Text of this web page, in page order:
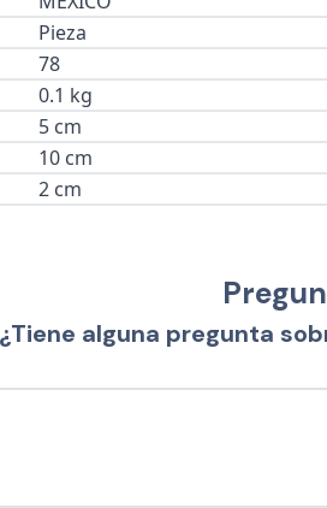
Pieza
78
0.1 kg
5 cm
10 cm
2 cm
¿Tiene alguna pregunta